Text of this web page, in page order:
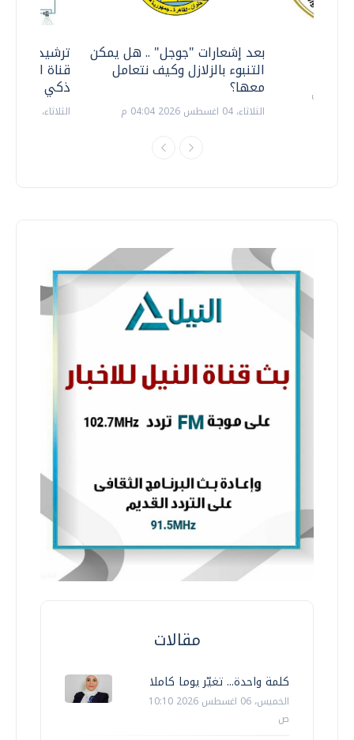
ترشيدا
قناة
ذكي
الثلاثاء، 14 يوليو 2026 06:11 م
بعد إشعارات "جوجل" .. هل يمكن
التنبوء بالزلازل وكيف نتعامل
معها؟
الثلاثاء، 04 اغسطس 2026 04:04 م
مقالات
كلمة واحدة... تغيّر يوما كاملا
الخميس، 06 اغسطس 2026 10:10
ص